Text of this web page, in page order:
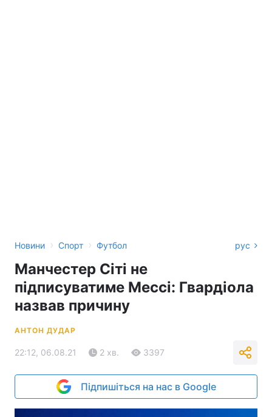
Новини › Спорт › Футбол рус
Манчестер Сіті не
підписуватиме Мессі: Гвардіола
назвав причину
АНТОН ДУДАР
22:12, 06.08.21 2 хв. 3397
Підпишіться на нас в Google